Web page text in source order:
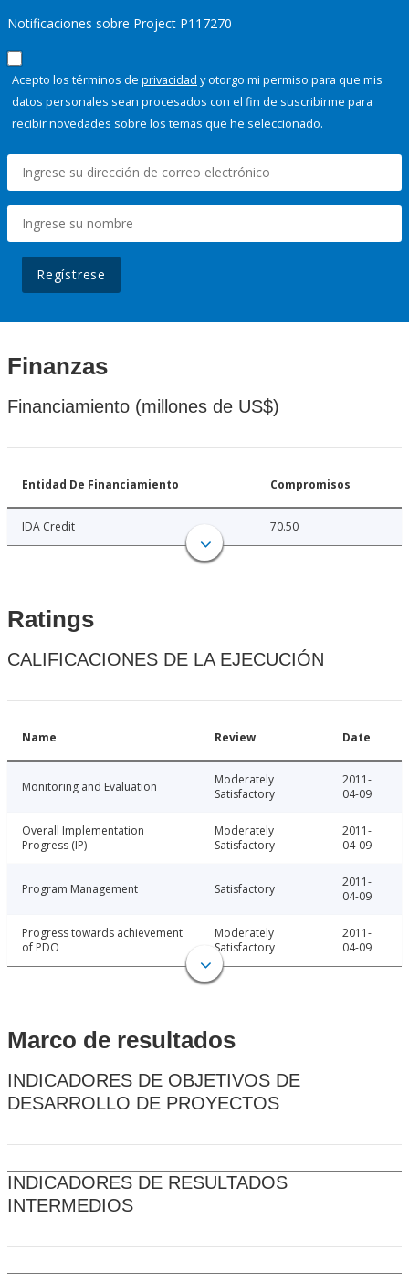
Notificaciones sobre Project P117270
Acepto los términos de privacidad y otorgo mi permiso para que mis
datos personales sean procesados con el fin de suscribirme para
recibir novedades sobre los temas que he seleccionado.
Regístrese
Finanzas
Financiamiento (millones de US$)
Entidad De Financiamiento Compromisos
IDA Credit 70.50
Ratings
CALIFICACIONES DE LA EJECUCIÓN
Name Review Date
Monitoring and Evaluation
Moderately
Satisfactory
2011-
04-09
Overall Implementation
Progress (IP)
Moderately
Satisfactory
2011-
04-09
Program Management Satisfactory
2011-
04-09
Progress towards achievement
of PDO
Moderately
Satisfactory
2011-
04-09
Marco de resultados
INDICADORES DE OBJETIVOS DE
DESARROLLO DE PROYECTOS
INDICADORES DE RESULTADOS
INTERMEDIOS